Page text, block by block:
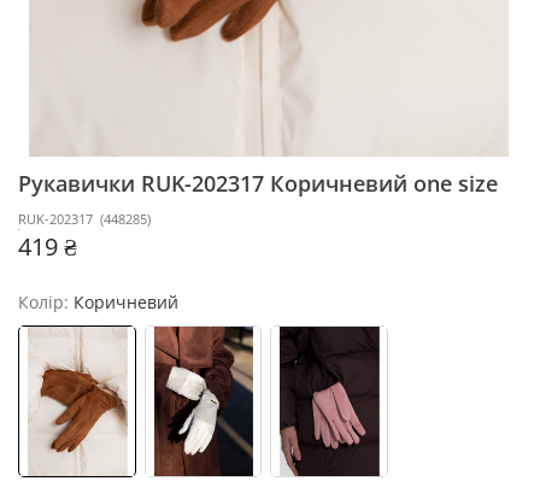
Рукавички RUK-202317 Коричневий one size
RUK-202317 (448285)
419 ₴
Колір: Коричневий